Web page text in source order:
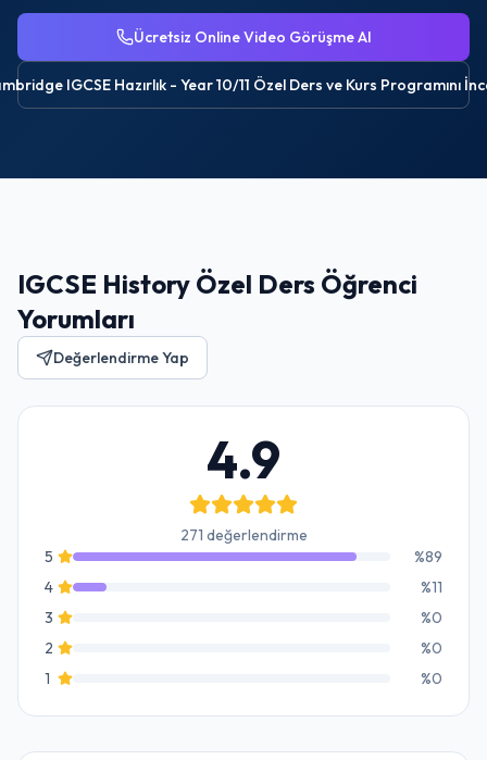
Ücretsiz Online Video Görüşme Al
IGCSE Hazırlık - Year 10/11 Özel Ders ve Kurs Programını
IGCSE History Özel Ders Öğrenci
Yorumları
Değerlendirme Yap
4.9
271 değerlendirme
5
%89
4
%11
3
%0
2
%0
1
%0